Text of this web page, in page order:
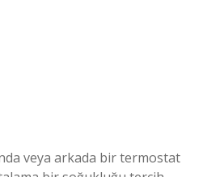
veya arkada bir termostat